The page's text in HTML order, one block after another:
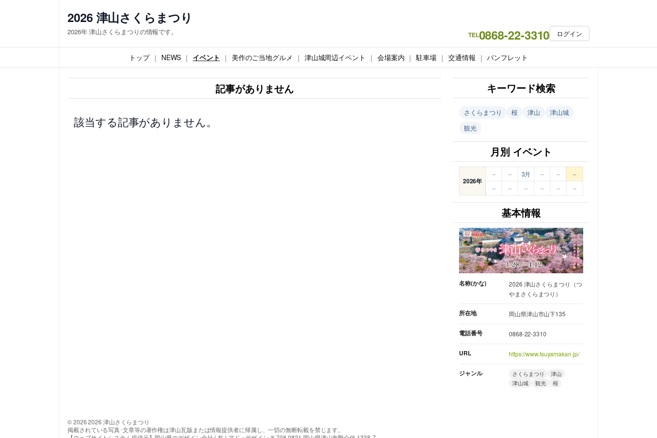
ス
キ
2026 津山さくらまつり
2026年 津山さくらまつりの情報です。 TEL0868-22-3310 ログイン
トップ NEWS イベント 美作のご当地グルメ 津山城周辺イベント 会場案内 駐車場 交通情報 パンフレット
記事がありません
該当する記事がありません。
キーワード検索
さくらまつり 桜 津山
津山城
観光
月別 イベント
2026年
– – 3月 – – –
– – – – – –
基本情報
名称(かな)
2026 津山さくらまつり（つ
やまさくらまつり）
所在地 岡山県津山市山下135
電話番号 0868-22-3310
URL https://www.tsuyamakan.jp/
ジャンル さくらまつり
津山
津山城
観光 桜
© 2026 2026 津山さくらまつり
掲載されている写真･文章等の著作権は津山瓦版または情報提供者に帰属し、一切の無断転載を禁じます。